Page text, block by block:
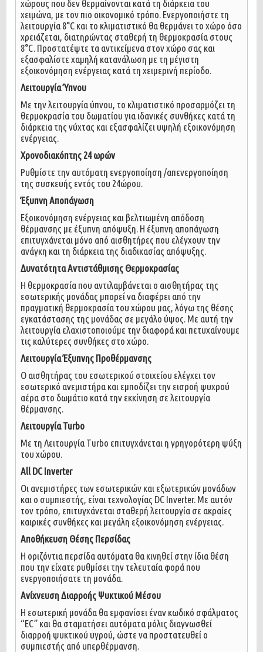
χώρους που δεν θερμαίνονται κατά τη διάρκεια του
χειμώνα, με τον πιο οικονομικό τρόπο. Ενεργοποιήστε τη
λειτουργία 8°C και το κλιματιστικό θα θερμάνει το χώρο όσο
χρειάζεται, διατηρώντας σταθερή τη θερμοκρασία στους
8°C. Προστατέψτε τα αντικείμενα στον χώρο σας και
εξασφαλίστε χαμηλή κατανάλωση με τη μέγιστη
εξοικονόμηση ενέργειας κατά τη χειμερινή περίοδο.
Λειτουργία Ύπνου
Με την λειτουργία ύπνου, το κλιματιστικό προσαρμόζει τη
θερμοκρασία του δωματίου για ιδανικές συνθήκες κατά τη
διάρκεια της νύχτας και εξασφαλίζει υψηλή εξοικονόμηση
ενέργειας.
Χρονοδιακόπτης 24 ωρών
Ρυθμίστε την αυτόματη ενεργοποίηση /απενεργοποίηση
της συσκευής εντός του 24ώρου.
Έξυπνη Αποπάγωση
Εξοικονόμηση ενέργειας και βελτιωμένη απόδοση
θέρμανσης με έξυπνη απόψυξη. Η έξυπνη αποπάγωση
επιτυγχάνεται μόνο από αισθητήρες που ελέγχουν την
ανάγκη και τη διάρκεια της διαδικασίας απόψυξης.
Δυνατότητα Αντιστάθμισης Θερμοκρασίας
H θερμοκρασία που αντιλαμβάνεται ο αισθητήρας της
εσωτερικής μονάδας μπορεί να διαφέρει από την
πραγματική θερμοκρασία του χώρου μας, λόγω της θέσης
εγκατάστασης της μονάδας σε μεγάλο ύψος. Με αυτή την
λειτουργία ελαχιστοποιούμε την διαφορά και πετυχαίνουμε
τις καλύτερες συνθήκες στο χώρο.
Λειτουργία Έξυπνης Προθέρμανσης
Ο αισθητήρας του εσωτερικού στοιχείου ελέγχει τον
εσωτερικό ανεμιστήρα και εμποδίζει την εισροή ψυχρού
αέρα στο δωμάτιο κατά την εκκίνηση σε λειτουργία
θέρμανσης.
Λειτουργία Turbo
Με τη Λειτουργία Τurbo επιτυγχάνεται η γρηγορότερη ψύξη
του χώρου.
All DC Inverter
Οι ανεμιστήρες των εσωτερικών και εξωτερικών μονάδων
και ο συμπιεστής, είναι τεχνολογίας DC Inverter. Με αυτόν
τον τρόπο, επιτυγχάνεται σταθερή λειτουργία σε ακραίες
καιρικές συνθήκες και μεγάλη εξοικονόμηση ενέργειας.
Αποθήκευση Θέσης Περσίδας
Η οριζόντια περσίδα αυτόματα θα κινηθεί στην ίδια θέση
που την είχατε ρυθμίσει την τελευταία φορά που
ενεργοποιήσατε τη μονάδα.
Ανίχνευση Διαρροής Ψυκτικού Μέσου
Η εσωτερική μονάδα θα εμφανίσει έναν κωδικό σφάλματος
“EC” και θα σταματήσει αυτόματα μόλις διαγνωσθεί
διαρροή ψυκτικού υγρού, ώστε να προστατευθεί ο
συμπιεστής από υπερθέρμανση.